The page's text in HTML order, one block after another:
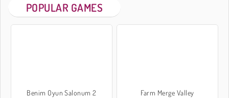
POPULAR GAMES
Benim Oyun Salonum 2 Farm Merge Valley